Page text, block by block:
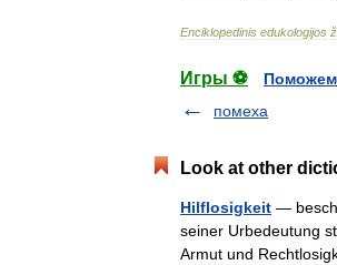
Enciklopedinis edukologijos
Игры ⚽
Поможем
помеха
Look at other
Hilflosigkeit —
seiner Urbedeutung
Armut und